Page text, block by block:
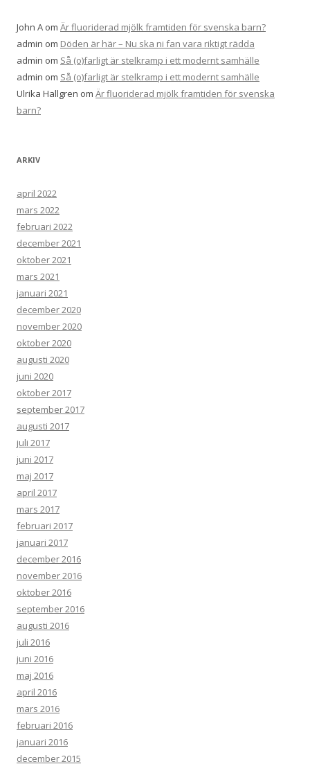
John A om Är fluoriderad mjölk framtiden för svenska barn?
admin om Döden är här – Nu ska ni fan vara riktigt rädda
admin om Så (o)farligt är stelkramp i ett modernt samhälle
admin om Så (o)farligt är stelkramp i ett modernt samhälle
Ulrika Hallgren om Är fluoriderad mjölk framtiden för svenska
barn?
ARKIV
april 2022
mars 2022
februari 2022
december 2021
oktober 2021
mars 2021
januari 2021
december 2020
november 2020
oktober 2020
augusti 2020
juni 2020
oktober 2017
september 2017
augusti 2017
juli 2017
juni 2017
maj 2017
april 2017
mars 2017
februari 2017
januari 2017
december 2016
november 2016
oktober 2016
september 2016
augusti 2016
juli 2016
juni 2016
maj 2016
april 2016
mars 2016
februari 2016
januari 2016
december 2015